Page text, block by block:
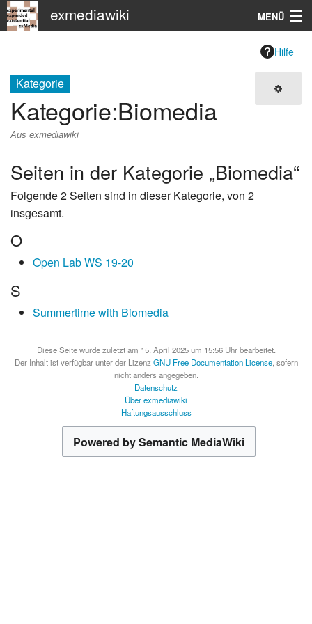
exmediawiki MENÜ
KHM
Suche
Hilfe
Kategorie
Kategorie:Biomedia
Aus exmediawiki
Seiten in der Kategorie „Biomedia“
Folgende 2 Seiten sind in dieser Kategorie, von 2
insgesamt.
O
Open Lab WS 19-20
S
Summertime with Biomedia
Diese Seite wurde zuletzt am 15. April 2025 um 15:56 Uhr bearbeitet.
Der Inhalt ist verfügbar unter der Lizenz GNU Free Documentation License, sofern
nicht anders angegeben.
Datenschutz
Über exmediawiki
Haftungsausschluss
Powered by Semantic MediaWiki